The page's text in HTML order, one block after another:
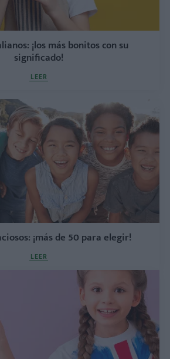
¡los más bonitos con su
significado!
LEER
¡más de 50 para elegir!
LEER